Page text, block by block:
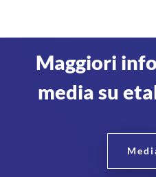
Maggiori
media su